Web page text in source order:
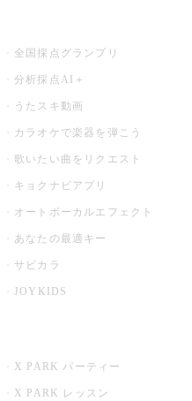
全国採点グランプリ
分析採点AI＋
うたスキ動画
カラオケで楽器を弾こう
歌いたい曲をリクエスト
キョクナビアプリ
オートボーカルエフェクト
あなたの最適キー
サビカラ
JOYKIDS
X PARK パーティー
X PARK レッスン